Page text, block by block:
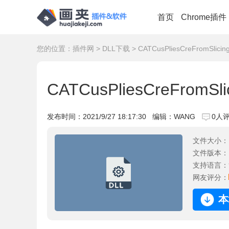
首页 Chrome插件
您的位置： 插件网 > DLL下载 >
发布时间： 2021/9/27 18:17:30 编辑：WANG 0人
文件大小：
文件版本：
支持语言：
网友评分：